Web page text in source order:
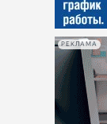
РЕКЛАМА